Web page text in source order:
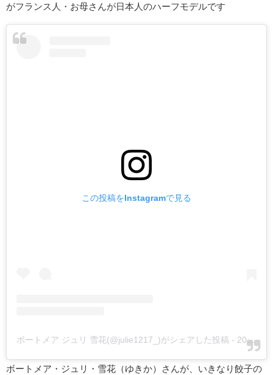
がフランス人・お母さんが日本人のハーフモデルです
この投稿をInstagramで見る
ボートメア ジュリ 雪花(@julie1217_)がシェアした投稿 - 2019年11月月16日午後1時20分PST
ボートメア・ジュリ・雪花（ゆきか）さんが、いきなり餃子の